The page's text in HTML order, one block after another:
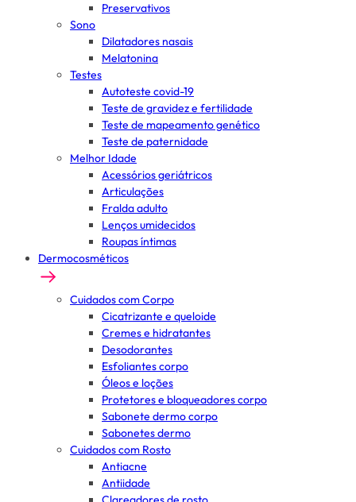
Preservativos
Sono
Dilatadores nasais
Melatonina
Testes
Autoteste covid-19
Teste de gravidez e fertilidade
Teste de mapeamento genético
Teste de paternidade
Melhor Idade
Acessórios geriátricos
Articulações
Fralda adulto
Lenços umidecidos
Roupas íntimas
Dermocosméticos
Cuidados com Corpo
Cicatrizante e queloide
Cremes e hidratantes
Desodorantes
Esfoliantes corpo
Óleos e loções
Protetores e bloqueadores corpo
Sabonete dermo corpo
Sabonetes dermo
Cuidados com Rosto
Antiacne
Antiidade